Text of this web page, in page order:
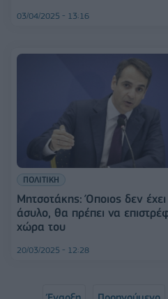
03/04/2025 - 13:16
ΠΟΛΙΤΙΚΗ
Μητσοτάκης: Όποιος δεν έχει
άσυλο, θα πρέπει να
χώρα του
20/03/2025 - 12:28